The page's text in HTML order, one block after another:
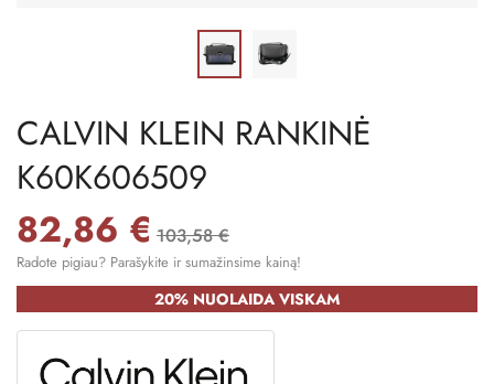
CALVIN KLEIN RANKINĖ
K60K606509
82,86 € 103,58 €
Radote pigiau? Parašykite ir sumažinsime kainą!
20% NUOLAIDA VISKAM